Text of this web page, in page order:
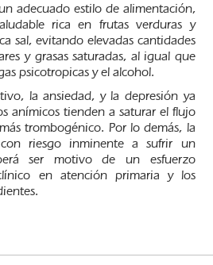
adecuado estilo de alimentación,
rica en frutas verduras y
sal, evitando elevadas cantidades
y grasas saturadas, al igual que
psicotropicas y el alcohol.
la ansiedad, y la depresión ya
anímicos tienden a saturar el flujo
trombogénico. Por lo demás, la
riesgo inminente a sufrir un
ser motivo de un esfuerzo
en atención primaria y los